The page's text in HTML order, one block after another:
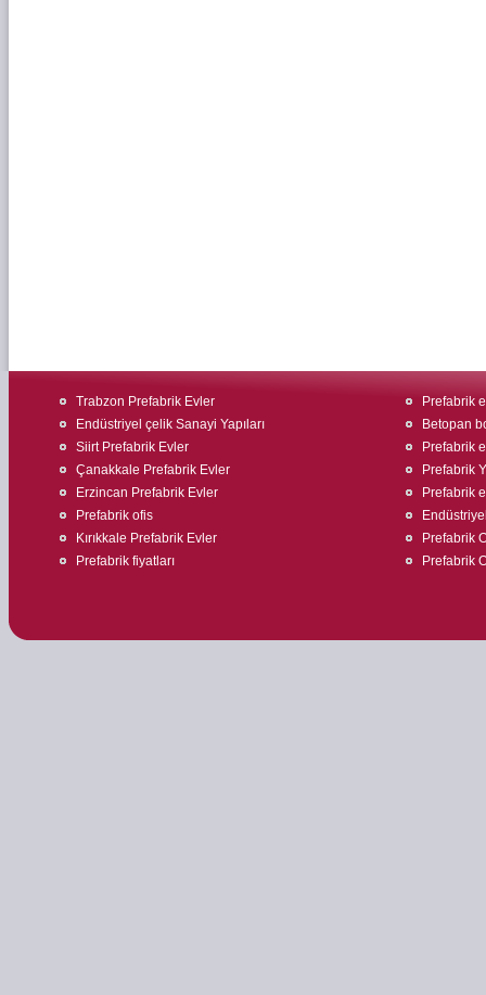
Trabzon Prefabrik Evler
Endüstriyel çelik Sanayi Yapıları
Siirt Prefabrik Evler
Çanakkale Prefabrik Evler
Erzincan Prefabrik Evler
Prefabrik ofis
Kırıkkale Prefabrik Evler
Prefabrik fiyatları
Prefabrik
Betopan
Prefabrik
Prefabrik
Prefabrik
Prefabrik
Prefabrik